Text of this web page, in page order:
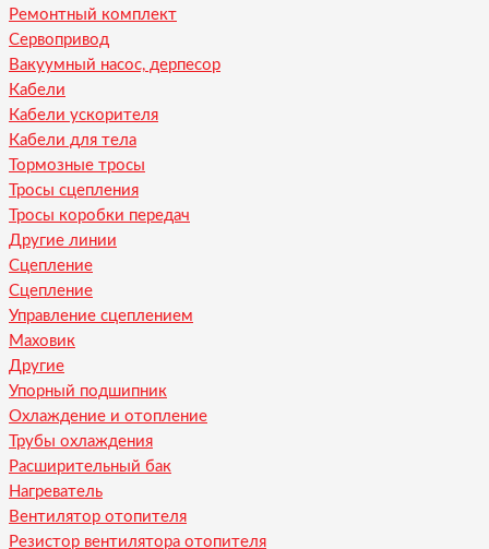
Ремонтный комплект
Сервопривод
Вакуумный насос, дерпесор
Кабели
Кабели ускорителя
Кабели для тела
Тормозные тросы
Тросы сцепления
Тросы коробки передач
Другие линии
Сцепление
Сцепление
Управление сцеплением
Маховик
Другие
Упорный подшипник
Охлаждение и отопление
Трубы охлаждения
Расширительный бак
Нагреватель
Вентилятор отопителя
Резистор вентилятора отопителя